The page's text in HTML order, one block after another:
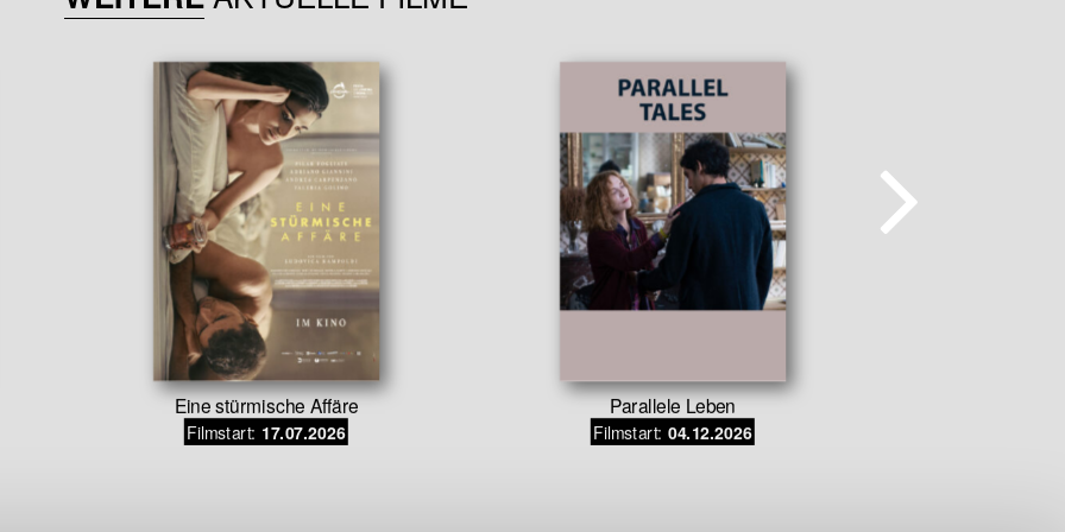
Eine stürmische Affäre
Filmstart: 17.07.2026
Parallele Leben
Filmstart: 04.12.2026